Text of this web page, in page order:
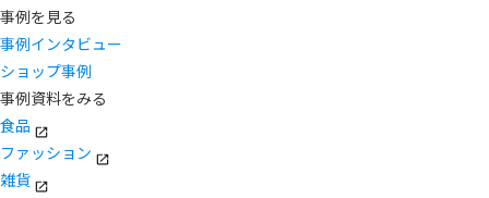
事例を見る
事例インタビュー
ショップ事例
事例資料をみる
食品
ファッション
雑貨